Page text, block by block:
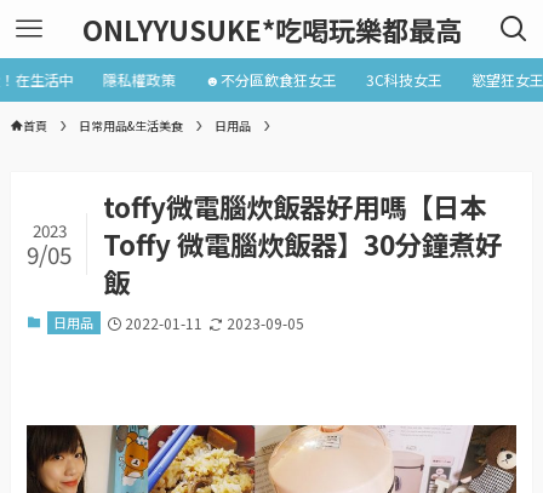
ONLYYUSUKE*吃喝玩樂都最高
在生活中 隱私權政策 ☻不分區飲食狂女王 3C科技女王 慾望狂女王
首頁 日常用品&生活美食 日用品
toffy微電腦炊飯器好用嗎【日本
Toffy 微電腦炊飯器】30分鐘煮好
飯
2023
9/05
日用品 2022-01-11 2023-09-05